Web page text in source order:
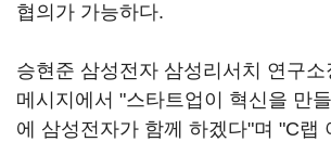
협의가 가능하다.
승현준 삼성전자 삼성리서치 연구
메시지에서 "스타트업이 혁신을 만
에 삼성전자가 함께 하겠다"며 "C랩